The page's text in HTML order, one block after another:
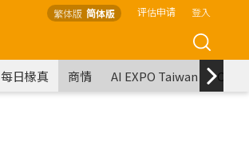
繁体版 简体版 评估申请 登入
每日椽真 商情 AI EXPO Taiwan